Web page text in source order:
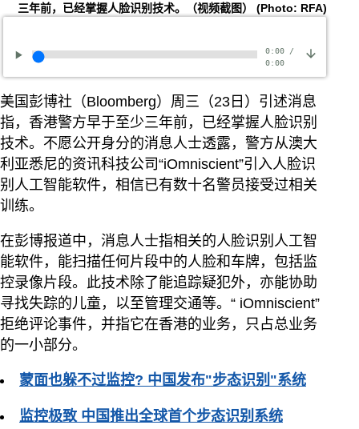
三年前，已经掌握人脸识别技术。（视频截图）(Photo: RFA)
0:00/
0:00
美国彭博社（Bloomberg）周三（23日）引述消息
指，香港警方早于至少三年前，已经掌握人脸识别
技术。不愿公开身分的消息人士透露，警方从澳大
利亚悉尼的资讯科技公司“iOmniscient”引入人脸识
别人工智能软件，相信已有数十名警员接受过相关
训练。
在彭博报道中，消息人士指相关的人脸识别人工智
能软件，能扫描任何片段中的人脸和车牌，包括监
控录像片段。此技术除了能追踪疑犯外，亦能协助
寻找失踪的儿童，以至管理交通等。“ iOmniscient”
拒绝评论事件，并指它在香港的业务，只占总业务
的一小部分。
蒙面也躲不过监控? 中国发布"步态识别"系统
监控极致 中国推出全球首个步态识别系统